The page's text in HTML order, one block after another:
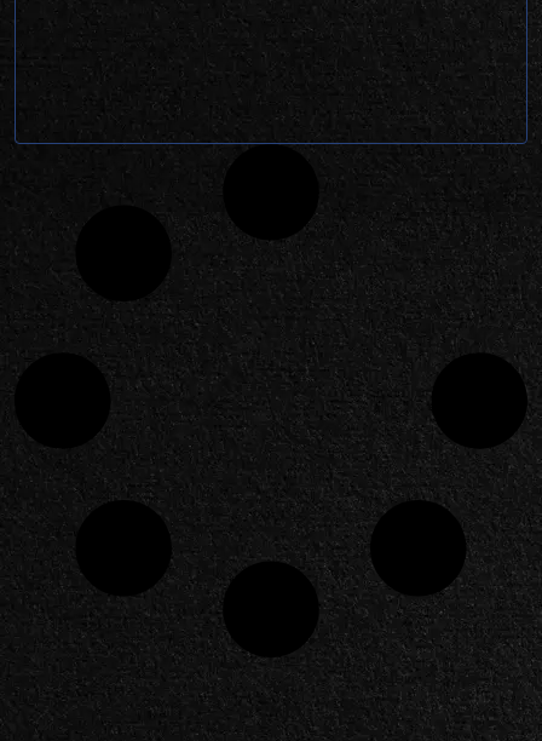
Projeto 360º para advogados. São Carlos,
2026.